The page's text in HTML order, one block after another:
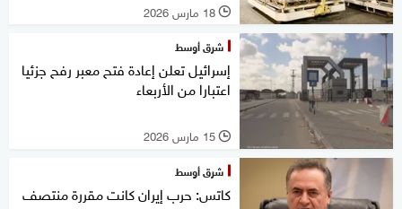
l 18 مارس 2026
شرق أوسط
إسرائيل تعلن إعادة فتح معبر رفح جزئيا
اعتبارا من الأربعاء
l 15 مارس 2026
شرق أوسط
كاتس: حرب إيران كانت مقررة منتصف